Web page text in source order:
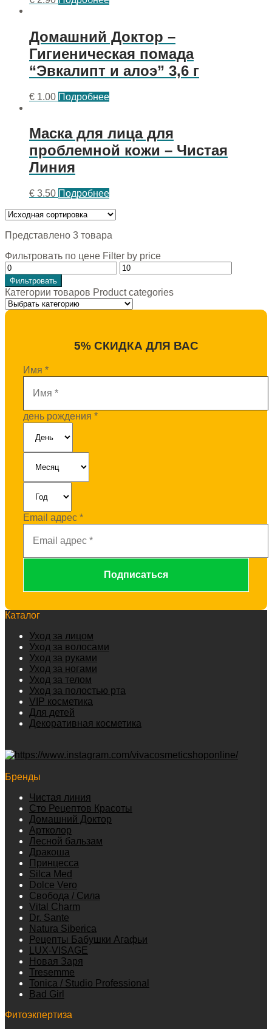
Домашний Доктор –
Гигиеническая помада
“Эвкалипт и алоэ” 3,6 г
€ 1.00 Подробнее
Маска для лица для
проблемной кожи – Чистая
Линия
€ 3.50 Подробнее
Представлено 3 товара
Фильтровать по цене Filter by price
Фильтровать
Категории товаров Product categories
5% СКИДКА ДЛЯ ВАС
Имя *
день рождения *
Email адрес *
Каталог
Уход за лицом
Уход за волосами
Уход за руками
Уход за ногами
Уход за телом
Уход за полостью рта
VIP косметика
Для детей
Декоративная косметика
Бренды
Чистая линия
Сто Рецептов Красоты
Домашний Доктор
Артколор
Лесной бальзам
Дракоша
Принцесса
Silca Med
Dolce Vero
Свобода / Сила
Vital Charm
Dr. Sante
Natura Siberica
Рецепты Бабушки Агафьи
LUX-VISAGE
Новая Заря
Tresemme
Tonica / Studio Professional
Bad Girl
Фитоэкпертиза